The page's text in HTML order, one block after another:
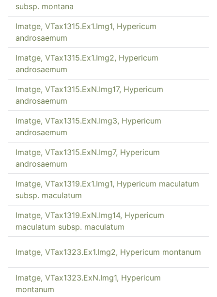
subsp. montana
Imatge, VTax1315.Ex1.Img1, Hypericum
androsaemum
Imatge, VTax1315.Ex1.Img2, Hypericum
androsaemum
Imatge, VTax1315.ExN.Img17, Hypericum
androsaemum
Imatge, VTax1315.ExN.Img3, Hypericum
androsaemum
Imatge, VTax1315.ExN.Img7, Hypericum
androsaemum
Imatge, VTax1319.Ex1.Img1, Hypericum maculatum
subsp. maculatum
Imatge, VTax1319.ExN.Img14, Hypericum
maculatum subsp. maculatum
Imatge, VTax1323.Ex1.Img2, Hypericum montanum
Imatge, VTax1323.ExN.Img1, Hypericum
montanum